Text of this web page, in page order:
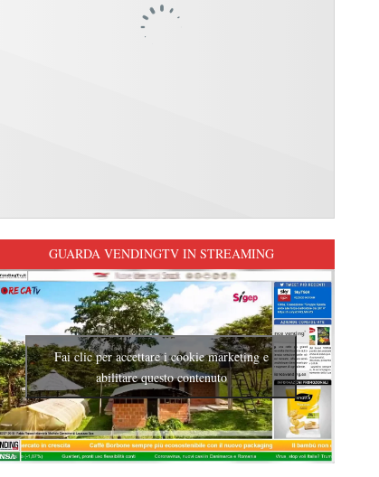
GUARDA VENDINGTV IN STREAMING
Fai clic per accettare i cookie marketing e
abilitare questo contenuto